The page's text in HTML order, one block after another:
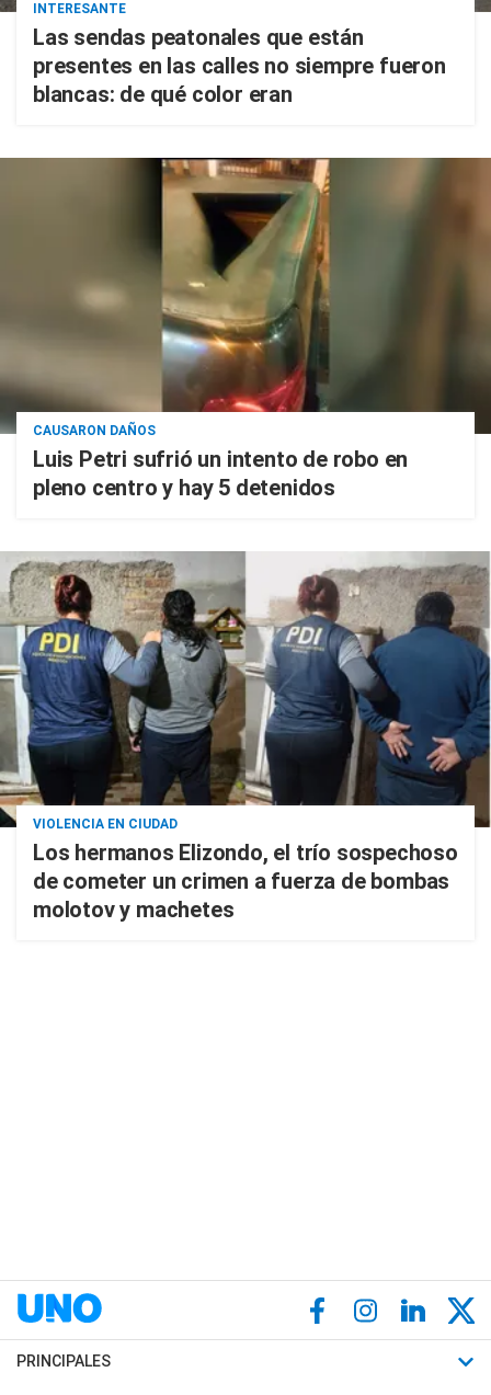
INTERESANTE
Las sendas peatonales que están
presentes en las calles no siempre fueron
blancas: de qué color eran
CAUSARON DAÑOS
Luis Petri sufrió un intento de robo en
pleno centro y hay 5 detenidos
VIOLENCIA EN CIUDAD
Los hermanos Elizondo, el trío sospechoso
de cometer un crimen a fuerza de bombas
molotov y machetes
PRINCIPALES